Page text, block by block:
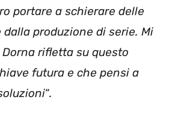
portare a schierare delle
produzione di serie. Mi
rifletta su questo
futura e che pensi a
“.